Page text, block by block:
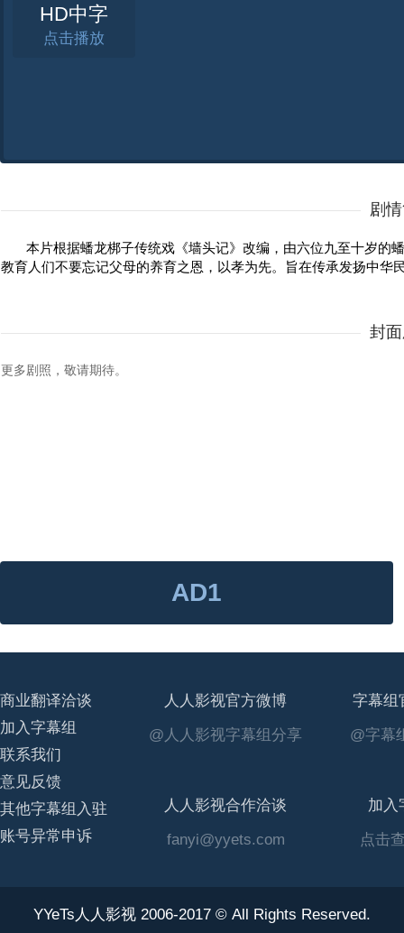
HD中字
点击
剧
本片根据蟠龙梆子传统戏《墙头记》改编，由六位九至十岁的
教育人们不要忘记父母的养育之恩，以孝为先。旨在传承发扬中华
封
更多剧照，敬请期待。
AD1
商业翻译洽谈
加入字幕组
联系我们
意见反馈
其他字幕组入驻
账号异常申诉
人人影视官方微博
@人人影视字幕组分享
字幕组
@字幕
人人影视合作洽谈
fanyi@yyets.com
加入
点击
YYeTs人人影视 2006-2017 © All Rights Reserved.